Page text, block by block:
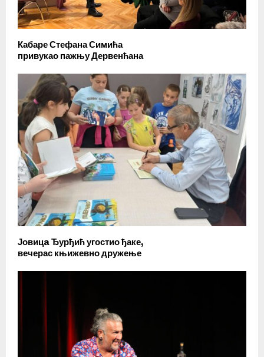
Кабаре Стефана Симића
привукао пажњу Дервенћана
Јовицa Ђурђић угостио ђаке,
вечерас књижевно дружење